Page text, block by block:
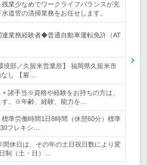
残業少なめでワークライフバランスが充
道管の清掃業務をお任せします。
連業務経験者◆普通自動車運転免許（AT
部／久留米営業所】 福岡県久留米市
し 【雇…
+ 諸手当※資格や経験をお持ちの方は、
す。※年齢、経験、能力を…
標準労働時間1日8時間（休憩60分）標準
フレキシ…
間休日は、その年の土日祝日数により変
（土・日）…